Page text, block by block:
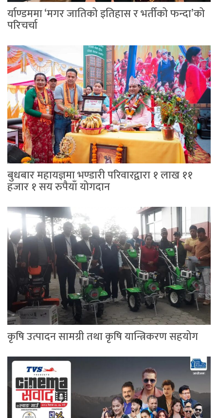
र्याण्डममा ‘मगर जातिको इतिहास र भर्तीको फन्दा’को
परिचर्चा
बुधबार महायज्ञमा भण्डारी परिवारद्वारा १ लाख ११
हजार १ सय रुपैयाँ योगदान
कृषि उत्पादन सामग्री तथा कृषि यान्त्रिकरण सहयोग